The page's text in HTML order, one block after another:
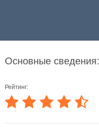
Основные сведения:
Рейтинг: